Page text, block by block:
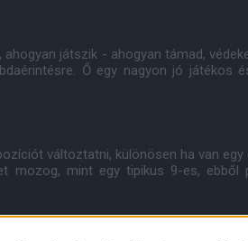
játszik - ahogyan támad,
Ő egy nagyon jó játékos
változtatni, különösen ha van egy
mozog, mint egy tipikus 9-es, ebből